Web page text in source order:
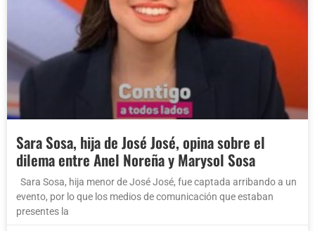
Sara Sosa, hija de José José, opina sobre el
dilema entre Anel Noreña y Marysol Sosa
Sara Sosa, hija menor de José José, fue captada arribando a un
evento, por lo que los medios de comunicación que estaban
presentes la